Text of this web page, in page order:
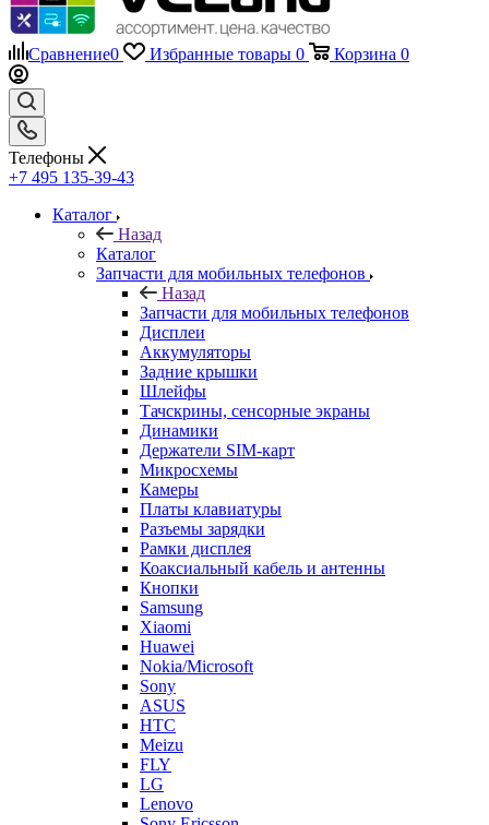
Сравнение0 Избранные товары 0 Корзина 0
Телефоны
+7 495 135-39-43
Каталог
Назад
Каталог
Запчасти для мобильных телефонов
Назад
Запчасти для мобильных телефонов
Дисплеи
Аккумуляторы
Задние крышки
Шлейфы
Тачскрины, сенсорные экраны
Динамики
Держатели SIM-карт
Микросхемы
Камеры
Платы клавиатуры
Разъемы зарядки
Рамки дисплея
Коаксиальный кабель и антенны
Кнопки
Samsung
Xiaomi
Huawei
Nokia/Microsoft
Sony
ASUS
HTC
Meizu
FLY
LG
Lenovo